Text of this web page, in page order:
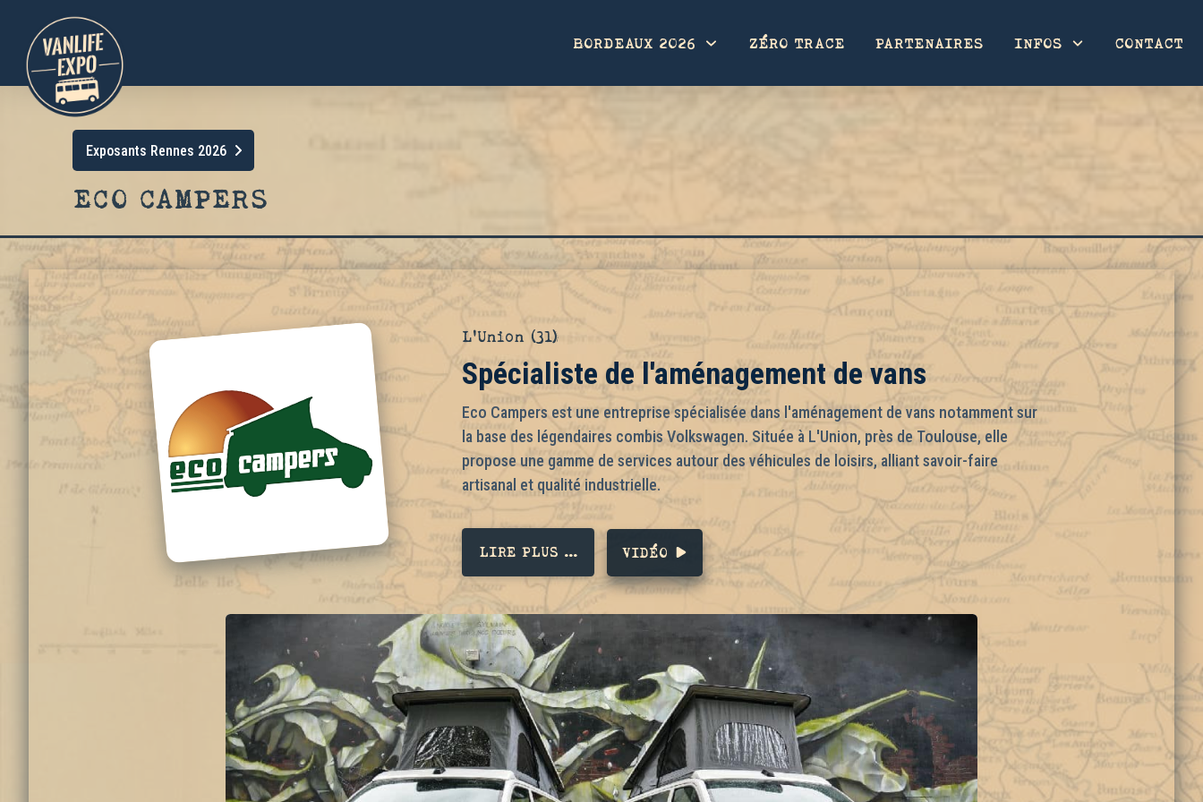
BORDEAUX 2026 ZÉRO TRACE PARTENAIRES INFOS CONTACT
Exposants Rennes 2026
ECO CAMPERS
L'Union (31)
Spécialiste de l'aménagement de vans
Eco Campers est une entreprise spécialisée dans l'aménagement de vans notamment sur
la base des légendaires combis Volkswagen. Située à L'Union, près de Toulouse, elle
propose une gamme de services autour des véhicules de loisirs, alliant savoir-faire
artisanal et qualité industrielle.
LIRE PLUS ... VIDÉO